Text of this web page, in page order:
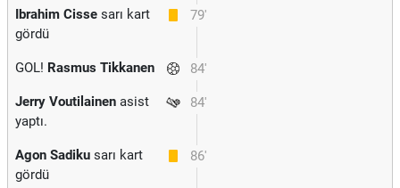
79'
Ibrahim Cisse sarı kart
gördü
84'
GOL! Rasmus Tikkanen
84'
Jerry Voutilainen asist
yaptı.
86'
Agon Sadiku sarı kart
gördü